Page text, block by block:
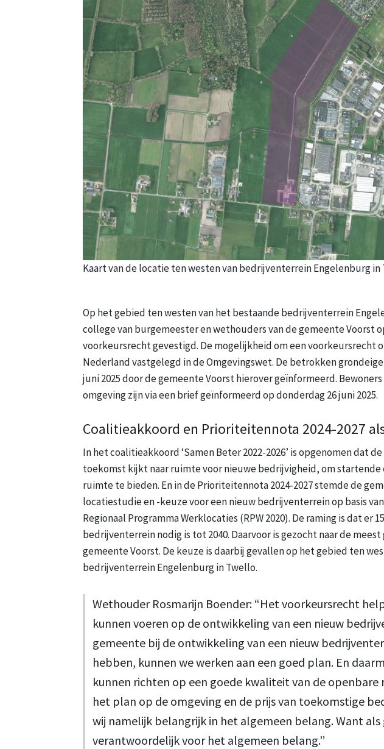
Kaart van de locatie ten westen van bedrijventerrein Engelenburg in
Op het gebied ten westen van het bestaande bedrijventerrein
college van burgemeester en wethouders van de gemeente Voorst
voorkeursrecht gevestigd. De mogelijkheid om een voorkeursrecht
Nederland vastgelegd in de Omgevingswet. De betrokken
juni 2025 door de gemeente Voorst hierover geïnformeerd.
omgeving zijn via een brief geïnformeerd op donderdag 26 juni 2025.
Coalitieakkoord en Prioriteitennota 2024-2027
In het coalitieakkoord ‘Samen Beter 2022-2026’ is opgenomen dat
toekomst kijkt naar ruimte voor nieuwe bedrijvigheid, om startende
ruimte te bieden. En in de Prioriteitennota 2024-2027 stemde de
locatiestudie en -keuze voor een nieuw bedrijventerrein op basis
Regionaal Programma Werklocaties (RPW 2020). De raming is dat er
bedrijventerrein nodig is tot 2040. Daarvoor is gezocht naar de
gemeente Voorst. De keuze is daarbij gevallen op het gebied ten
bedrijventerrein Engelenburg in Twello.
Wethouder Rosmarijn Boender: “Het voorkeursrecht
kunnen voeren op de ontwikkeling van een nieuw
gemeente bij de ontwikkeling van een nieuw
hebben, kunnen we werken aan een goed plan. En
kunnen richten op een goede kwaliteit van de openbare
het plan op de omgeving en de prijs van toekomstige
wij namelijk belangrijk in het algemeen belang. Want als
verantwoordelijk voor het algemeen belang.”